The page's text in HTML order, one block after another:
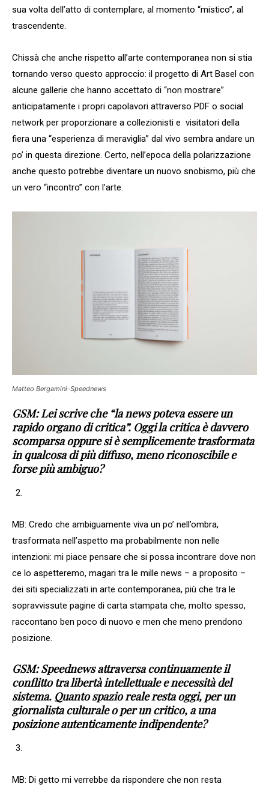
sua volta dell’atto di contemplare, al momento “mistico”, al
trascendente.
Chissà che anche rispetto all’arte contemporanea non si stia
tornando verso questo approccio: il progetto di Art Basel con
alcune gallerie che hanno accettato di “non mostrare”
anticipatamente i propri capolavori attraverso PDF o social
network per proporzionare a collezionisti e visitatori della
fiera una “esperienza di meraviglia” dal vivo sembra andare un
po’ in questa direzione. Certo, nell’epoca della polarizzazione
anche questo potrebbe diventare un nuovo snobismo, più che
un vero “incontro” con l’arte.
Matteo Bergamini-Speednews
GSM: Lei scrive che “la news poteva essere un
rapido organo di critica”. Oggi la critica è davvero
scomparsa oppure si è semplicemente trasformata
in qualcosa di più diffuso, meno riconoscibile e
forse più ambiguo?
MB: Credo che ambiguamente viva un po’ nell’ombra,
trasformata nell’aspetto ma probabilmente non nelle
intenzioni: mi piace pensare che si possa incontrare dove non
ce lo aspetteremo, magari tra le mille news – a proposito –
dei siti specializzati in arte contemporanea, più che tra le
sopravvissute pagine di carta stampata che, molto spesso,
raccontano ben poco di nuovo e men che meno prendono
posizione.
GSM: Speednews attraversa continuamente il
conflitto tra libertà intellettuale e necessità del
sistema. Quanto spazio reale resta oggi, per un
giornalista culturale o per un critico, a una
posizione autenticamente indipendente?
MB: Di getto mi verrebbe da rispondere che non resta